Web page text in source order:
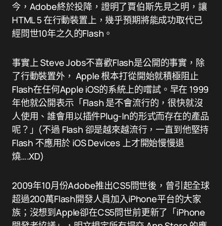
今，Adobe終於投降，證明了賈伯斯先見之明，讓
HTML 5 在行動裝置上，幾乎預期將能成功取代已
經問世10年之久的Flash。
事實上 Steve Jobs不喜歡Flash是公開的事實，除
了行動裝置外， Apple 根本打從開始就積極阻止
Flash在任何Apple iOS的系統上的嚐試。早在 1999
年他就公開表示「Flash 是不會流行的，很快就沒
人使用、誰會用以插件Plug-In的形式而存在的產品
呢？」(不過 Flash 卻是越來越流行，一直到他堅持
Flash 不應用於 iOS Devices 上才開始慢慢退
燒….XD)
2009年10月份Adobe推出CS5問世後，曾引起全球
超過200萬Flash開發人員加入iPhone平台的大家
族；沒想到Apple卻在CS5問世前更新了「iPhone